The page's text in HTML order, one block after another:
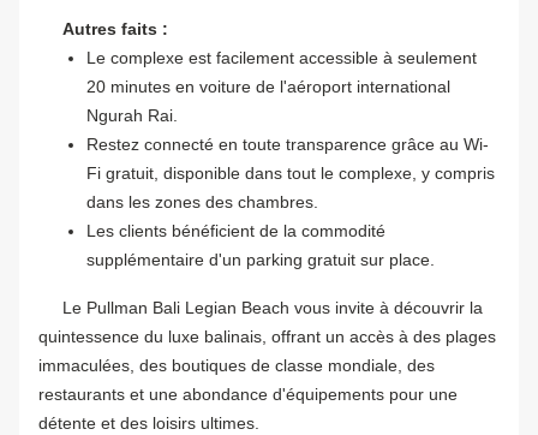
Autres faits :
Le complexe est facilement accessible à seulement
20 minutes en voiture de l'aéroport international
Ngurah Rai.
Restez connecté en toute transparence grâce au Wi-
Fi gratuit, disponible dans tout le complexe, y compris
dans les zones des chambres.
Les clients bénéficient de la commodité
supplémentaire d'un parking gratuit sur place.
Le Pullman Bali Legian Beach vous invite à découvrir la
quintessence du luxe balinais, offrant un accès à des plages
immaculées, des boutiques de classe mondiale, des
restaurants et une abondance d'équipements pour une
détente et des loisirs ultimes.